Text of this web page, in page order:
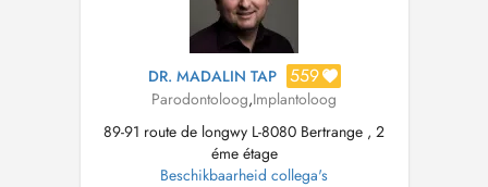
DR. MADALIN TAP 559
Parodontoloog,Implantoloog
89-91 route de longwy L-8080 Bertrange , 2
éme étage
Beschikbaarheid collega's